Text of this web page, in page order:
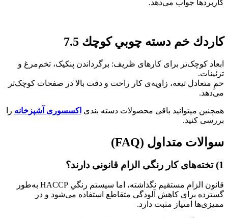
کاربردها جواب می‌دهد.
كاردك خم دسته چوبي كوچك 7.5
ابعاد کوچک‌تر برای کارهای ظریف: برگرداندن پنکیک، تخم‌مرغ و
تزئینات.
خمِ متعادل تیغه، زاویه‌ی کار راحت و دقت بالا در صفحات کوچک‌تر
می‌دهد.
همچنین میتوانید باقی محصولات دسته بندی اکسسوری آشپزخانه را
بررسی کنید.
سوالات متداول (FAQ)
1) تخته‌های کار رنگی الزام قانونی دارند؟
قانون الزام مستقیم نگذاشته، اما سیستم رنگیِ HACCP به‌طور
گسترده برای کاهش آلودگی متقاطع استفاده می‌شود و در
ممیزی‌ها امتیاز مثبت دارد.